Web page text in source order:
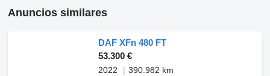
Anuncios similares
DAF XFn 480 FT
53.300 €
2022
390.982 km